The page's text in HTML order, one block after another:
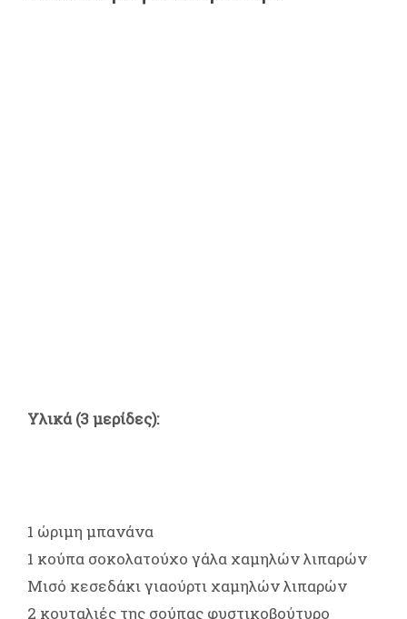
Υλικά (3 μερίδες):
1 ώριμη μπανάνα
1 κούπα σοκολατούχο γάλα χαμηλών λιπαρών
Μισό κεσεδάκι γιαούρτι χαμηλών λιπαρών
2 κουταλιές της σούπας φυστικοβούτυρο